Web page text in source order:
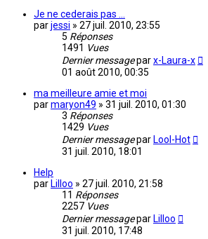
Je ne cederais pas ...
parjessi » 27 juil. 2010, 23:55
5 Réponses
1491 Vues
Dernier messageparx-Laura-x
01 août 2010, 00:35
ma meilleure amie et moi
parmaryon49 » 31 juil. 2010, 01:30
3 Réponses
1429 Vues
Dernier messagepar Lool-Hot
31 juil. 2010, 18:01
Help
par Lilloo » 27 juil. 2010, 21:58
11 Réponses
2257 Vues
Dernier messagepar Lilloo
31 juil. 2010, 17:48